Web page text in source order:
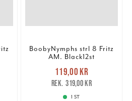
BoobyNymphs strl 8 Fritz
AM. Black12st
Nuvarande pris
119,00 krTidigare pris
319,00 kr
119,00 kr
319,00 kr
1 ST